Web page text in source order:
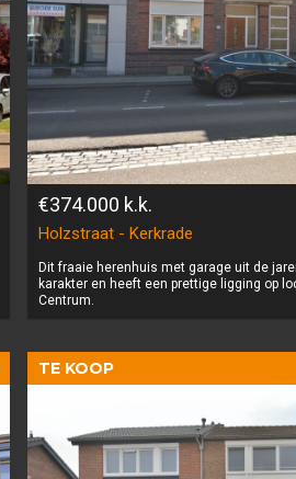
€374.000 k.k.
Holzstraat - Kerkrade
Dit fraaie herenhuis met garage uit de
karakter en heeft een prettige ligging op
Centrum.
TE KOOP